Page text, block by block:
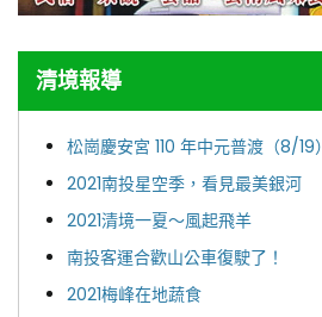
清境報導
松崗慶安宮 110 年中元普渡（8/19）
2021南投星空季，看見最美銀河
2021清境一夏～風起飛羊
南投客運合歡山公車復駛了！
2021梅峰在地蔬食